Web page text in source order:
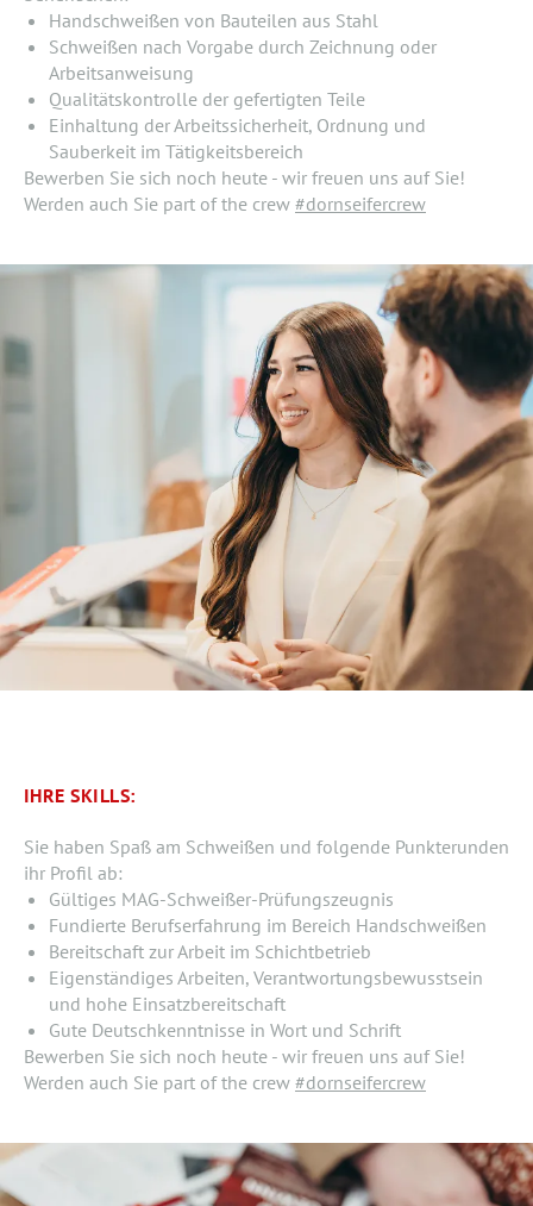
Handschweißen von Bauteilen aus Stahl
Schweißen nach Vorgabe durch Zeichnung oder
Arbeitsanweisung
Qualitätskontrolle der gefertigten Teile
Einhaltung der Arbeitssicherheit, Ordnung und
Sauberkeit im Tätigkeitsbereich
Bewerben Sie sich noch heute - wir freuen uns auf Sie!
Werden auch Sie part of the crew #dornseifercrew
IHRE SKILLS:
Sie haben Spaß am Schweißen und folgende Punkterunden
ihr Profil ab:
Gültiges MAG-Schweißer-Prüfungszeugnis
Fundierte Berufserfahrung im Bereich Handschweißen
Bereitschaft zur Arbeit im Schichtbetrieb
Eigenständiges Arbeiten, Verantwortungsbewusstsein
und hohe Einsatzbereitschaft
Gute Deutschkenntnisse in Wort und Schrift
Bewerben Sie sich noch heute - wir freuen uns auf Sie!
Werden auch Sie part of the crew #dornseifercrew